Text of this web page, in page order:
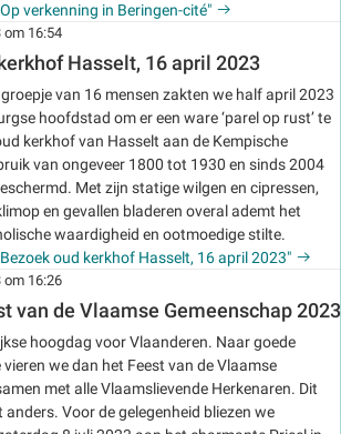
verkenning in Beringen-cité"
om 16:54
Hasselt, 16 april 2023
van 16 mensen zakten we half april 2023
hoofdstad om er een ware ‘parel op rust’ te
kerkhof van Hasselt aan de Kempische
van ongeveer 1800 tot 1930 en sinds 2004
Met zijn statige wilgen en cipressen,
en gevallen bladeren overal ademt het
waardigheid en ootmoedige stilte.
oud kerkhof Hasselt, 16 april 2023"
om 16:26
van de Vlaamse Gemeenschap 2023
hoogdag voor Vlaanderen. Naar goede
we dan het Feest van de Vlaamse
met alle Vlaamslievende Herkenaren. Dit
Voor de gelegenheid bliezen we